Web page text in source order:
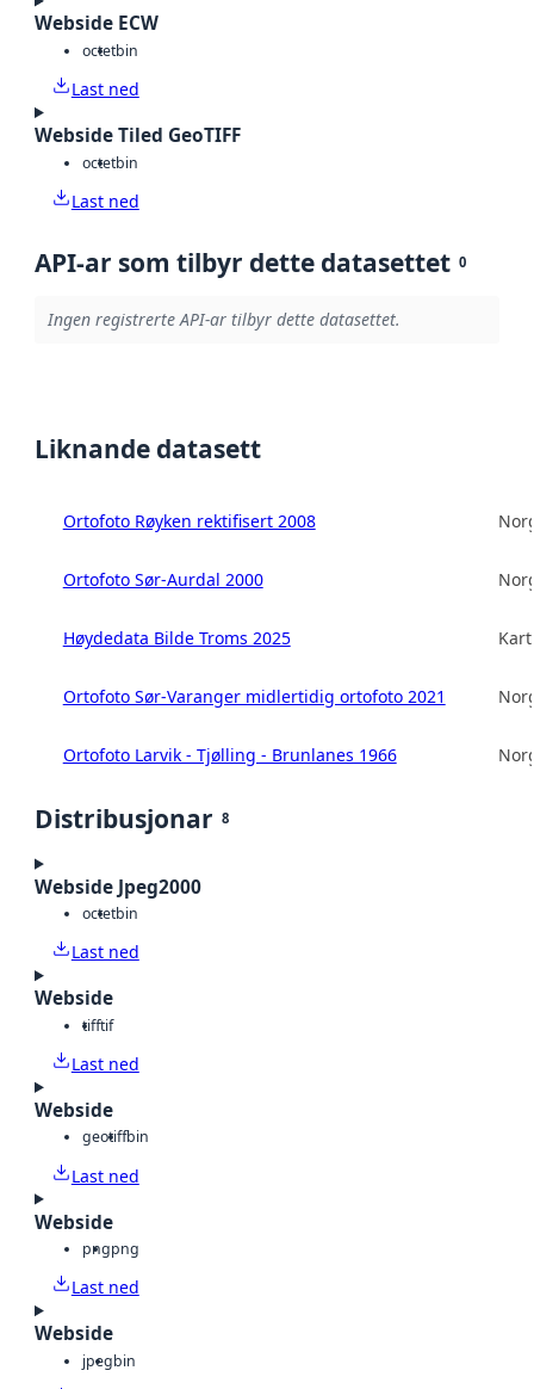
Webside ECW
octetbin
Last ned
Webside Tiled GeoTIFF
octetbin
Last ned
API-ar som tilbyr dette datasettet 0
Ingen registrerte API-ar tilbyr dette datasettet.
Liknande datasett
Ortofoto Røyken rektifisert 2008
Ortofoto Sør-Aurdal 2000
Høydedata Bilde Troms 2025
Ortofoto Sør-Varanger midlertidig ortofoto 2021
Ortofoto Larvik - Tjølling - Brunlanes 1966
Distribusjonar 8
Webside Jpeg2000
octetbin
Last ned
Webside
tifftif
Last ned
Webside
geotiffbin
Last ned
Webside
pngpng
Last ned
Webside
jpegbin